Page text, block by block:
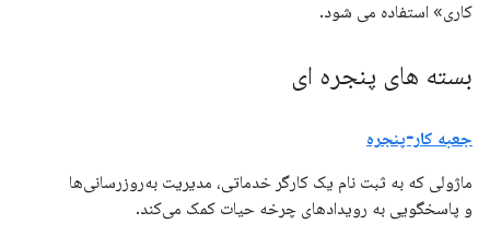
کاری» استفاده می شود.
بسته های پنجره ای
جعبه کار-پنجره
ماژولی که به ثبت نام یک کارگر خدماتی، مدیریت به‌روزرسانی‌ها
و پاسخگویی به رویدادهای چرخه حیات کمک می‌کند.